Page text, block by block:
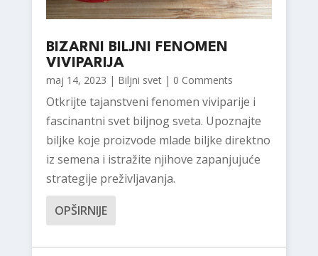
BIZARNI BILJNI FENOMEN
VIVIPARIJA
maj 14, 2023 | Biljni svet| 0 Comments
Otkrijte tajanstveni fenomen viviparije i
fascinantni svet biljnog sveta. Upoznajte
biljke koje proizvode mlade biljke direktno
iz semena i istražite njihove zapanjujuće
strategije preživljavanja.
OPŠIRNIJE